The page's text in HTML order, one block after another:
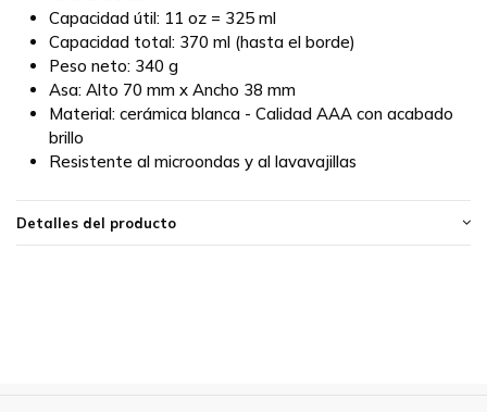
Capacidad útil: 11 oz = 325 ml
Capacidad total: 370 ml (hasta el borde)
Peso neto: 340 g
Asa: Alto 70 mm x Ancho 38 mm
Material: cerámica blanca - Calidad AAA con acabado
brillo
Resistente al microondas y al lavavajillas
Detalles del producto